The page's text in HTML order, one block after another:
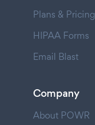
Plans & Pricing
HIPAA Forms
Email Blast
Company
About POWR